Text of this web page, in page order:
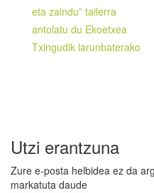
zehar
nabigatu
eta zaindu” tailerra
antolatu du Ekoetxea
Txingudik larunbaterako
Utzi erantzuna
Zure e-posta helbidea ez da
markatuta daude